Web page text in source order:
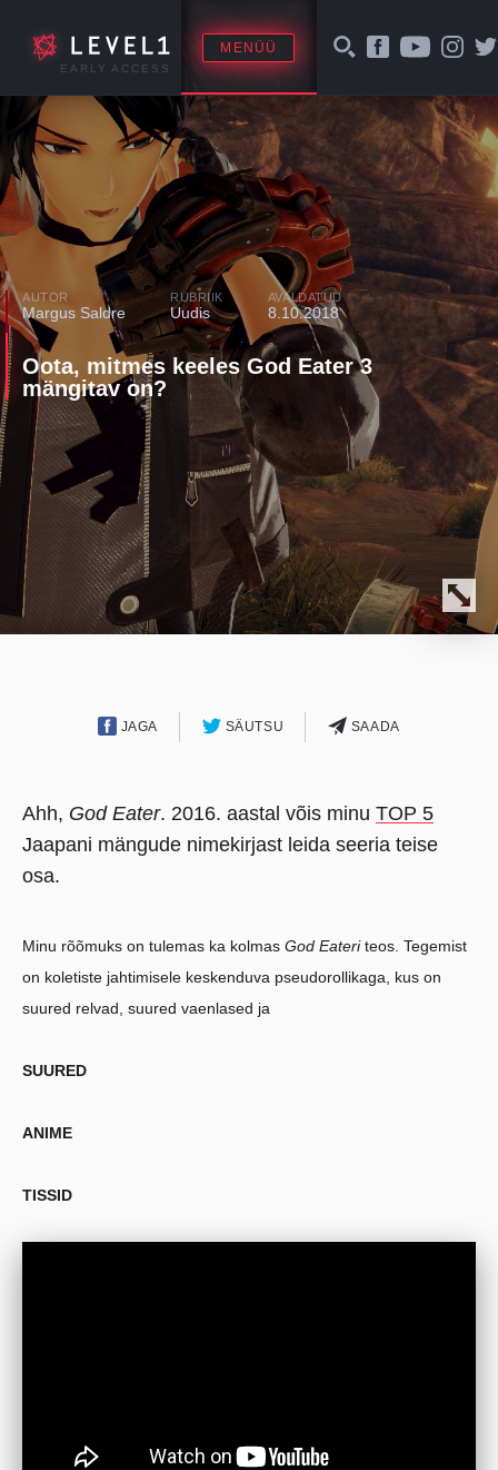
EARLY ACCESS
MENÜÜ
AUTOR
Margus Saldre
RUBRIIK
Uudis
AVALDATUD
8.10.2018
Oota, mitmes keeles God Eater 3
mängitav on?
JAGA SÄUTSU SAADA
Ahh, God Eater. 2016. aastal võis minu TOP 5
Jaapani mängude nimekirjast leida seeria teise
osa.
Minu rõõmuks on tulemas ka kolmas God Eateriteos. Tegemist
on koletiste jahtimisele keskenduva pseudorollikaga, kus on
suured relvad, suured vaenlased ja
SUURED
ANIME
TISSID